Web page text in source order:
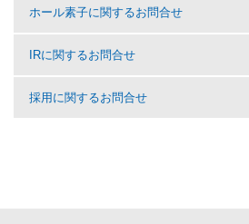
ホール素子に関するお問合せ
IRに関するお問合せ
採用に関するお問合せ